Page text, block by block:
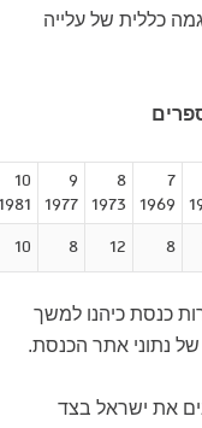
כללית של עלייה
7
1969
8
1973
9
1977
10
8
12
8
10
עשרה ארבי מתוך 25 חברות כנסת כיהנו למשך
נתוני אתר הכנסת.
את ישראל בצד